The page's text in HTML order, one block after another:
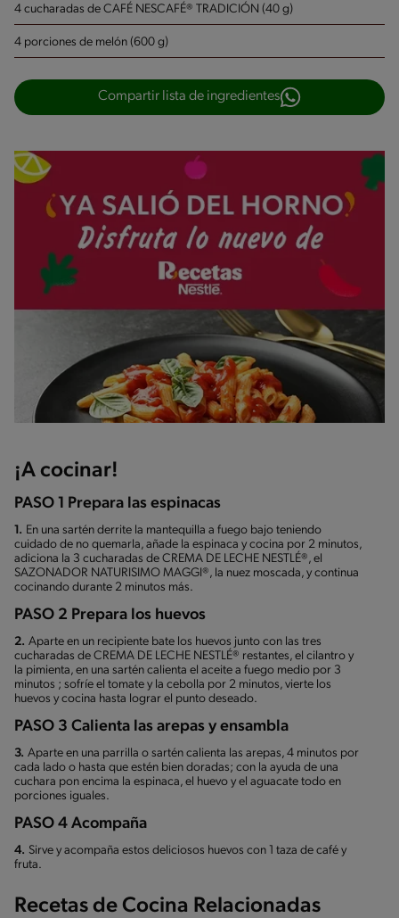
4 cucharadas de CAFÉ NESCAFÉ® TRADICIÓN (40 g)
4 porciones de melón (600 g)
Compartir lista de ingredientes
¡A cocinar!
PASO 1 Prepara las espinacas
1. En una sartén derrite la mantequilla a fuego bajo teniendo
cuidado de no quemarla, añade la espinaca y cocina por 2 minutos,
adiciona la 3 cucharadas de CREMA DE LECHE NESTLÉ®, el
SAZONADOR NATURISIMO MAGGI®, la nuez moscada, y continua
cocinando durante 2 minutos más.
PASO 2 Prepara los huevos
2. Aparte en un recipiente bate los huevos junto con las tres
cucharadas de CREMA DE LECHE NESTLÉ® restantes, el cilantro y
la pimienta, en una sartén calienta el aceite a fuego medio por 3
minutos ; sofríe el tomate y la cebolla por 2 minutos, vierte los
huevos y cocina hasta lograr el punto deseado.
PASO 3 Calienta las arepas y ensambla
3. Aparte en una parrilla o sartén calienta las arepas, 4 minutos por
cada lado o hasta que estén bien doradas; con la ayuda de una
cuchara pon encima la espinaca, el huevo y el aguacate todo en
porciones iguales.
PASO 4 Acompaña
4. Sirve y acompaña estos deliciosos huevos con 1 taza de café y
fruta.
Recetas de Cocina Relacionadas